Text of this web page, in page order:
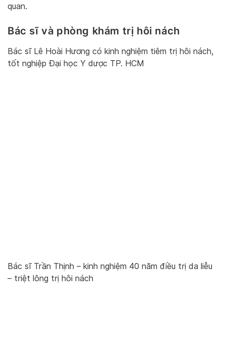
quan.
Bác sĩ và phòng khám trị hôi nách
Bác sĩ Lê Hoài Hương có kinh nghiệm tiêm trị hôi nách,
tốt nghiệp Đại học Y dược TP. HCM
Bác sĩ Trần Thịnh – kinh nghiệm 40 năm điều trị da liễu
– triệt lông trị hôi nách